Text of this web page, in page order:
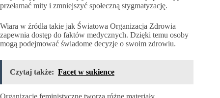
przełamać mity i zmniejszyć społeczną stygmatyzację.
Wiara w źródła takie jak Światowa Organizacja Zdrowia
zapewnia dostęp do faktów medycznych. Dzięki temu osoby
mogą podejmować świadome decyzje o swoim zdrowiu.
Czytaj także: Facet w sukience
Organizacje feministyczne tworzą różne materiały